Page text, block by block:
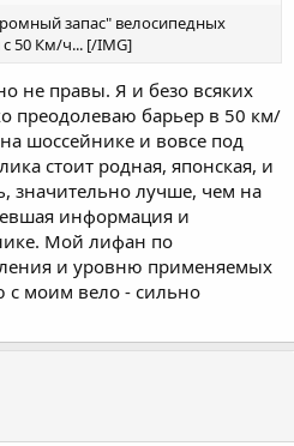
запас" велосипедных
50 Км/ч... [/IMG]
не правы. Я и безо всяких
преодолеваю барьер в 50 км/
шоссейнике и вовсе под
стоит родная, японская, и
значительно лучше, чем на
информация и
Мой лифан по
и уровню применяемых
с моим вело - сильно